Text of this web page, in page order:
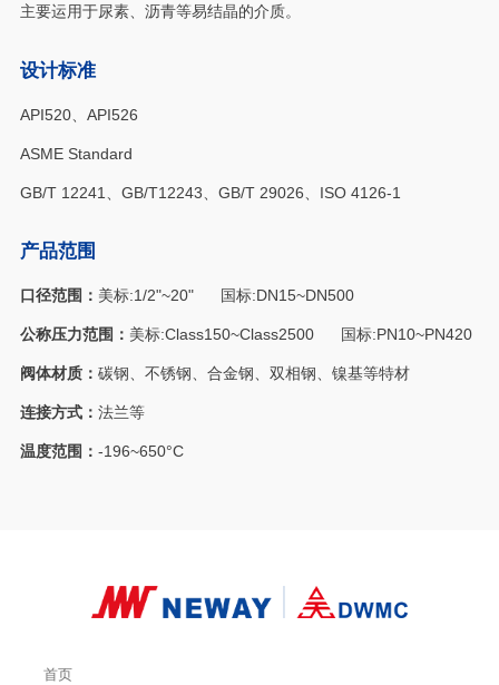
主要运用于尿素、沥青等易结晶的介质。
设计标准
API520、API526
ASME Standard
GB/T 12241、GB/T12243、GB/T 29026、ISO 4126-1
产品范围
口径范围： 美标:1/2"~20" 国标:DN15~DN500
公称压力范围： 美标:Class150~Class2500 国标:PN10~PN420
阀体材质：碳钢、不锈钢、合金钢、双相钢、镍基等特材
连接方式：法兰等
温度范围：-196~650°C
首页